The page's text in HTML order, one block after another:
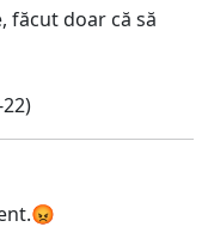
făcut doar că să